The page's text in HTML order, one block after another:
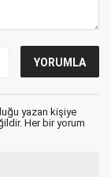
yazan kişiye
Her bir yorum